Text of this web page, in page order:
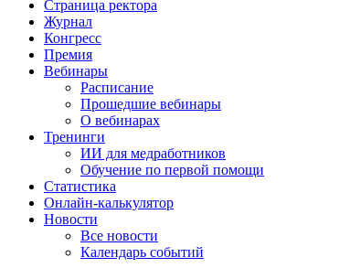
Страница ректора
Журнал
Конгресс
Премия
Вебинары
Расписание
Прошедшие вебинары
О вебинарах
Тренинги
ИИ для медработников
Обучение по первой помощи
Статистика
Онлайн-калькулятор
Новости
Все новости
Календарь событий